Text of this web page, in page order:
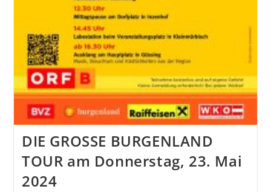
DIE GROSSE BURGENLAND
TOUR am Donnerstag, 23. Mai
2024